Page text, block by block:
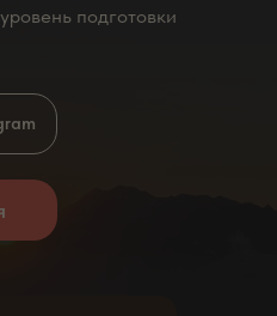
подготовки